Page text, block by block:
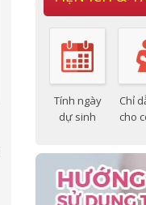
Tính ngày
dự sinh
Chỉ
cho